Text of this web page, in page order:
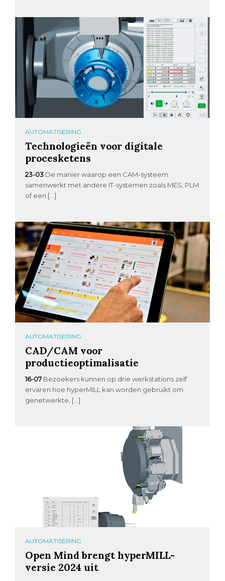
AUTOMATISERING
Technologieën voor digitale
procesketens
23-03 De manier waarop een CAM-systeem
samenwerkt met andere IT-systemen zoals MES, PLM
of een […]
AUTOMATISERING
CAD/CAM voor
productieoptimalisatie
16-07 Bezoekers kunnen op drie werkstations zelf
ervaren hoe hyperMILL kan worden gebruikt om
genetwerkte, […]
AUTOMATISERING
Open Mind brengt hyperMILL-
versie 2024 uit